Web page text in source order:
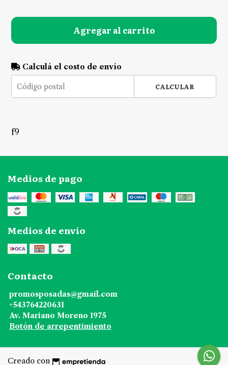
Agregar al carrito
Calculá el costo de envío
CALCULAR
f9
Medios de pago
Medios de envío
Contacto
promosposadas@gmail.com
+543764220631
Av. Mariano Moreno 1975
Botón de arrepentimiento
Creado con